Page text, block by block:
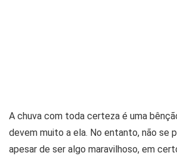
A chuva com toda certeza é uma
devem muito a ela. No entanto, não se
apesar de ser algo maravilhoso, em